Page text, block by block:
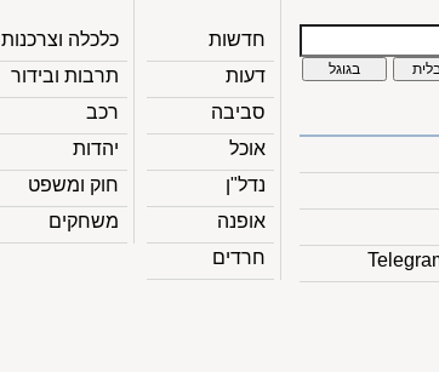
חדשות
דעות
סביבה
אוכל
נדל"ן
אופנה
חרדים
כלכלה וצרכנות
תרבות ובידור
רכב
יהדות
חוק ומשפט
משחקים